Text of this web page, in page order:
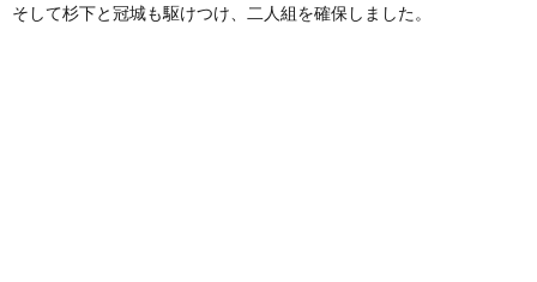
そして杉下と冠城も駆けつけ、二人組を確保しました。